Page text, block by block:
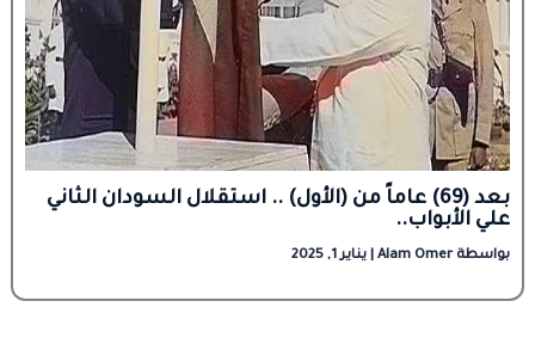
بعد (69) عاماً من (الأول) .. استقلال السودان الثاني
علي الأبواب..
بواسطة Alam Omer يناير 1, 2025